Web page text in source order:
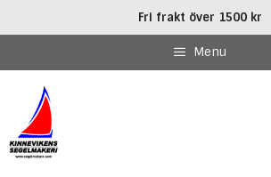
Fri frakt över 1500 kr
Menu